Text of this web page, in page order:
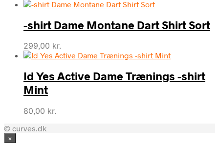
-shirt Dame Montane Dart Shirt Sort
299,00 kr.
Id Yes Active Dame Trænings -shirt
Mint
80,00 kr.
© curves.dk
×